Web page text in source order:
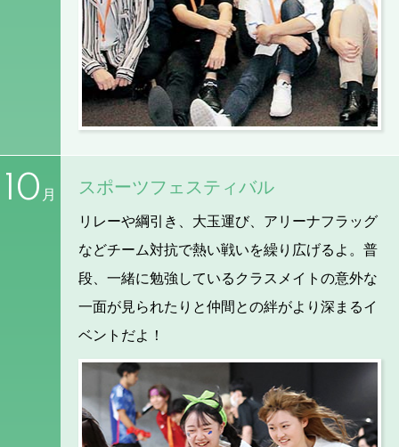
10 月 スポーツフェスティバル
リレーや綱引き、大玉運び、アリーナフラッグ
などチーム対抗で熱い戦いを繰り広げるよ。普
段、一緒に勉強しているクラスメイトの意外な
一面が見られたりと仲間との絆がより深まるイ
ベントだよ！